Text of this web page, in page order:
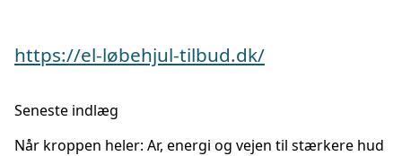
https://el-løbehjul-tilbud.dk/
Seneste indlæg
Når kroppen heler: Ar, energi og vejen til stærkere hud